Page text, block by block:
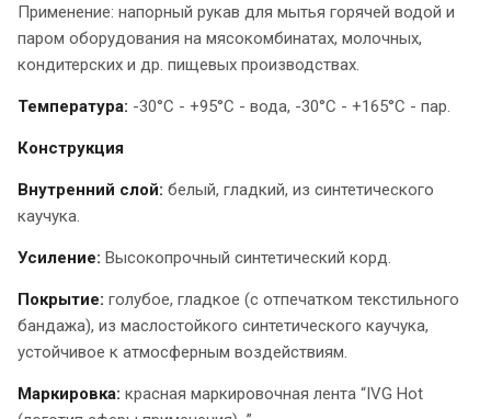
Применение: напорный рукав для мытья горячей водой и
паром оборудования на мясокомбинатах, молочных,
кондитерских и др. пищевых производствах.
Температура: -30°C - +95°C - вода, -30°C - +165°C - пар.
Конструкция
Внутренний слой: белый, гладкий, из синтетического
каучука.
Усиление: Высокопрочный синтетический корд.
Покрытие: голубое, гладкое (с отпечатком текстильного
бандажа), из маслостойкого синтетического каучука,
устойчивое к атмосферным воздействиям.
Маркировка: красная маркировочная лента “IVG Hot